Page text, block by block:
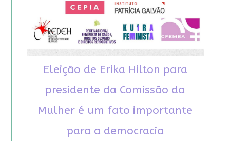
Eleição de Erika Hilton para
presidente da Comissão da
Mulher é um fato importante
para a democracia